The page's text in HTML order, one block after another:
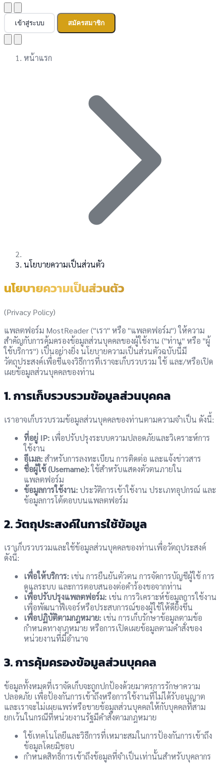
เข้าสู่ระบบ สมัครสมาชิก
หน้าแรก
นโยบายความเป็นส่วนตัว
นโยบายความเป็นส่วนตัว
(Privacy Policy)
แพลตฟอร์ม MostReader ("เรา" หรือ "แพลตฟอร์ม") ให้ความ
สำคัญกับการคุ้มครองข้อมูลส่วนบุคคลของผู้ใช้งาน ("ท่าน" หรือ "ผู้
ใช้บริการ") เป็นอย่างยิ่ง นโยบายความเป็นส่วนตัวฉบับนี้มี
วัตถุประสงค์เพื่อชี้แจงวิธีการที่เราจะเก็บรวบรวม ใช้ และ/หรือเปิด
เผยข้อมูลส่วนบุคคลของท่าน
1. การเก็บรวบรวมข้อมูลส่วนบุคคล
เราอาจเก็บรวบรวมข้อมูลส่วนบุคคลของท่านตามความจำเป็น ดังนี้:
ที่อยู่ IP: เพื่อปรับปรุงระบบความปลอดภัยและวิเคราะห์การ
ใช้งาน
อีเมล:สำหรับการลงทะเบียน การติดต่อ และแจ้งข่าวสาร
ชื่อผู้ใช้ (Username):ใช้สำหรับแสดงตัวตนภายใน
แพลตฟอร์ม
ข้อมูลการใช้งาน:ประวัติการเข้าใช้งาน ประเภทอุปกรณ์ และ
ข้อมูลการโต้ตอบบนแพลตฟอร์ม
2. วัตถุประสงค์ในการใช้ข้อมูล
เราเก็บรวบรวมและใช้ข้อมูลส่วนบุคคลของท่านเพื่อวัตถุประสงค์
ดังนี้:
เพื่อให้บริการ: เช่น การยืนยันตัวตน การจัดการบัญชีผู้ใช้ การ
ดูแลระบบ และการตอบสนองต่อคำร้องขอจากท่าน
เพื่อปรับปรุงแพลตฟอร์ม: เช่น การวิเคราะห์ข้อมูลการใช้งาน
เพื่อพัฒนาฟีเจอร์หรือประสบการณ์ของผู้ใช้ให้ดียิ่งขึ้น
เพื่อปฏิบัติตามกฎหมาย: เช่น การเก็บรักษาข้อมูลตามข้อ
กำหนดทางกฎหมาย หรือการเปิดเผยข้อมูลตามคำสั่งของ
หน่วยงานที่มีอำนาจ
3. การคุ้มครองข้อมูลส่วนบุคคล
ข้อมูลทั้งหมดที่เราจัดเก็บจะถูกปกป้องด้วยมาตรการรักษาความ
ปลอดภัย เพื่อป้องกันการเข้าถึงหรือการใช้งานที่ไม่ได้รับอนุญาต
และเราจะไม่เผยแพร่หรือขายข้อมูลส่วนบุคคลให้กับบุคคลที่สาม
ยกเว้นในกรณีที่หน่วยงานรัฐมีคำสั่งตามกฎหมาย
ใช้เทคโนโลยีและวิธีการที่เหมาะสมในการป้องกันการเข้าถึง
ข้อมูลโดยมิชอบ
กำหนดสิทธิ์การเข้าถึงข้อมูลที่จำเป็นเท่านั้นสำหรับบุคลากร